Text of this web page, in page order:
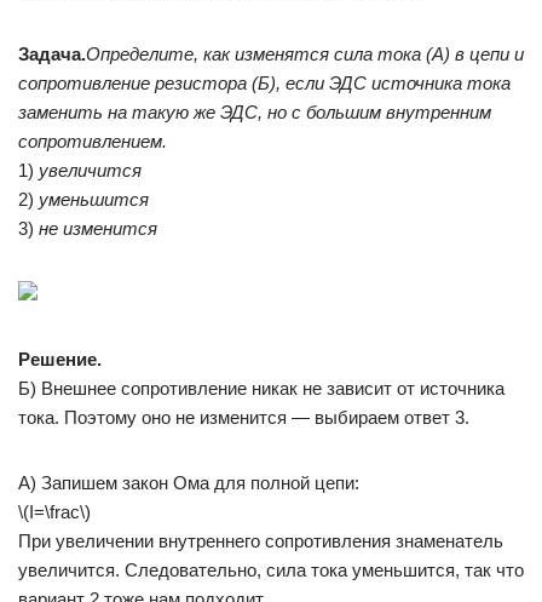
Задача.Определите, как изменятся сила тока (А) в цепи и
сопротивление резистора (Б), если ЭДС источника тока
заменить на такую же ЭДС, но с большим внутренним
сопротивлением.
1) увеличится
2) уменьшится
3) не изменится
Решение.
Б) Внешнее сопротивление никак не зависит от источника
тока. Поэтому оно не изменится — выбираем ответ 3.
А) Запишем закон Ома для полной цепи:
\(I=\frac\)
При увеличении внутреннего сопротивления знаменатель
увеличится. Следовательно, сила тока уменьшится, так что